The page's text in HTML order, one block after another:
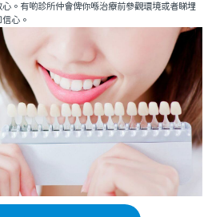
。有啲診所仲會俾你喺治療前參觀環境或者睇埋
心。